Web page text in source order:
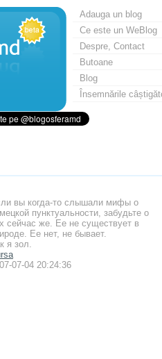
Adauga un blog
Ce este un WeBlog
Despre, Contact
Butoane
Blog
Însemnările
вы когда-то слышали мифы о
пунктуальности, забудьте о
сейчас же. Ее не существует в
Ее нет, не бывает.
я зол.
07-04 20:24:36